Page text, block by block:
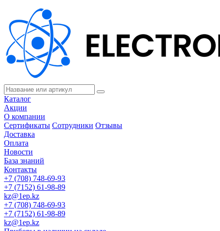
Каталог
Акции
О компании
Сертификаты Сотрудники Отзывы
Доставка
Оплата
Новости
База знаний
Контакты
+7 (708) 748-69-93
+7 (7152) 61-98-89
kz@1ep.kz
+7 (708) 748-69-93
+7 (7152) 61-98-89
kz@1ep.kz